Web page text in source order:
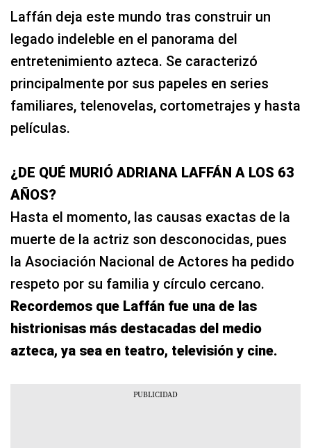
Laffán deja este mundo tras construir un
legado indeleble en el panorama del
entretenimiento azteca. Se caracterizó
principalmente por sus papeles en series
familiares, telenovelas, cortometrajes y hasta
películas.
¿DE QUÉ MURIÓ ADRIANA LAFFÁN A LOS 63
AÑOS?
Hasta el momento, las causas exactas de la
muerte de la actriz son desconocidas, pues
la Asociación Nacional de Actores ha pedido
respeto por su familia y círculo cercano.
Recordemos que Laffán fue una de las
histrionisas más destacadas del medio
azteca, ya sea en teatro, televisión y cine.